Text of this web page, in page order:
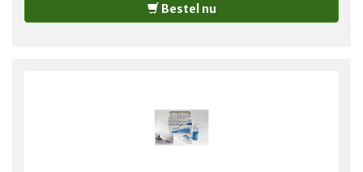
Bestel nu